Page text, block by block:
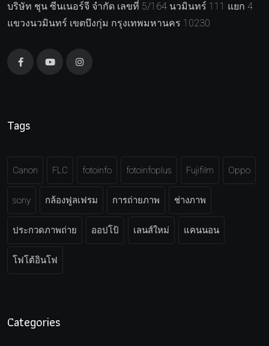
บริษัท ชุน ซีนเนอร์จี จำกัด เลขที่ 5/164 นวมินทร์ 111 แยก 4
แขวงนวมินทร์ เขตบึงกุ่ม กรุงเทพมหานคร 10230
Tags
Canon FLC fotoinfo fotoinfoplus Fujifilm Oppo
sony กล้องฟูลเฟรม การถ่ายภาพ ช่างภาพ
ประกวดภาพถ่าย ออปโป้ เลนส์ใหม่ แคนนอน
โฟโต้อินโฟ
Categories